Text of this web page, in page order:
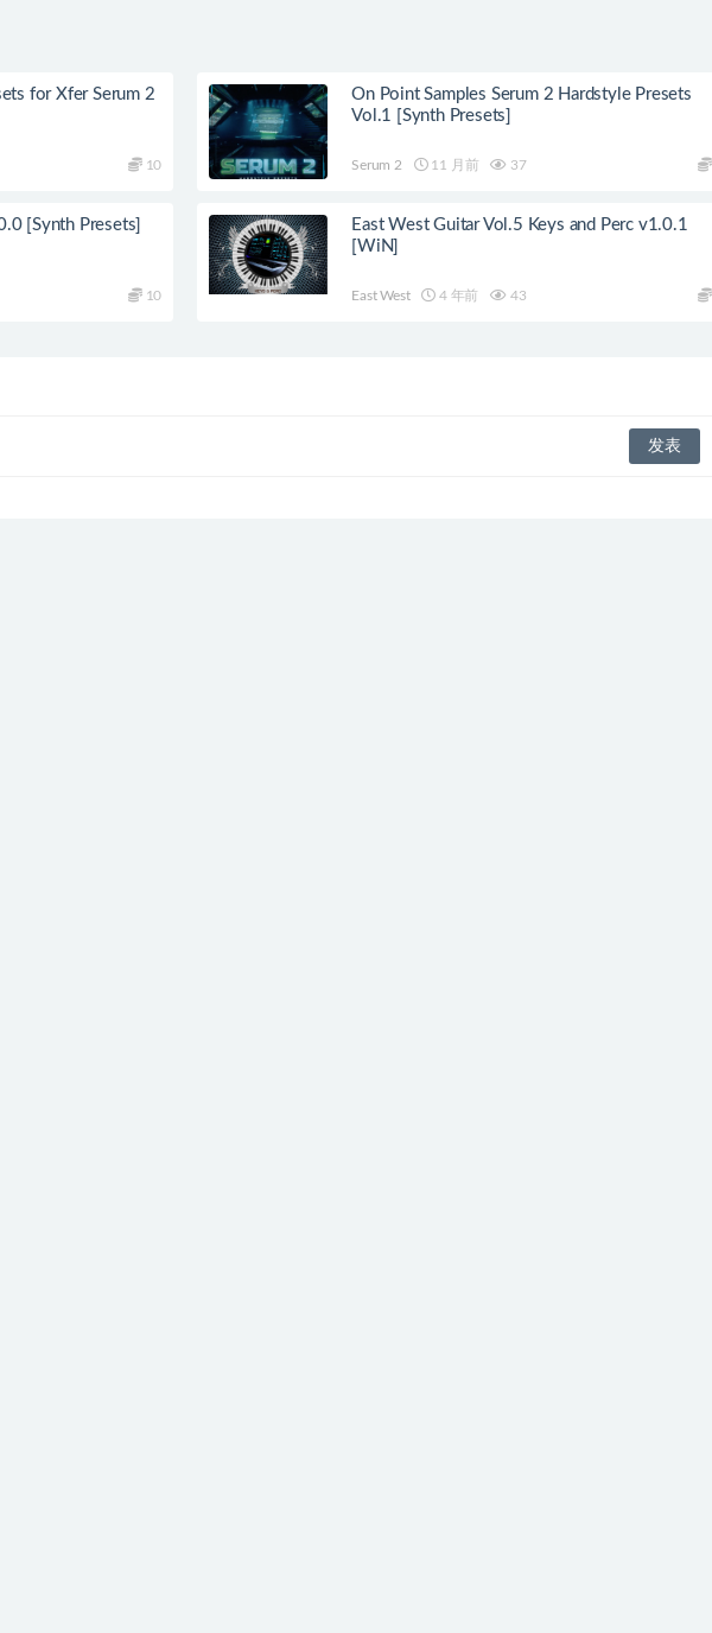
for Xfer Serum 2
10
On Point Samples Serum 2 Hardstyle Presets
Vol.1 [Synth Presets]
Serum 2 11 月前 37
[Synth Presets]
10
East West Guitar Vol.5 Keys and Perc v1.0.1
[WiN]
East West 4 年前 43